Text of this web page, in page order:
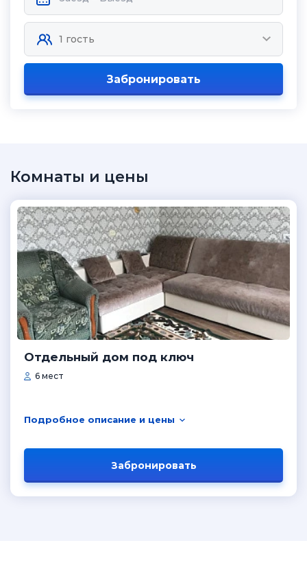
Забронировать
Комнаты и цены
Отдельный дом под ключ
6 мест
Подробное описание и цены
Забронировать